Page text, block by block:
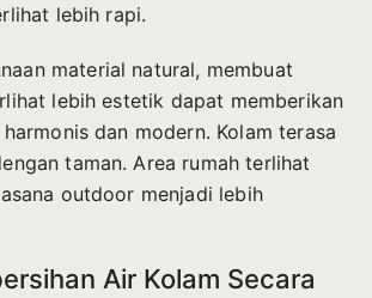
lebih rapi.
material natural, membuat
lebih estetik dapat memberikan
dan modern. Kolam terasa
taman. Area rumah terlihat
outdoor menjadi lebih
Air Kolam Secara